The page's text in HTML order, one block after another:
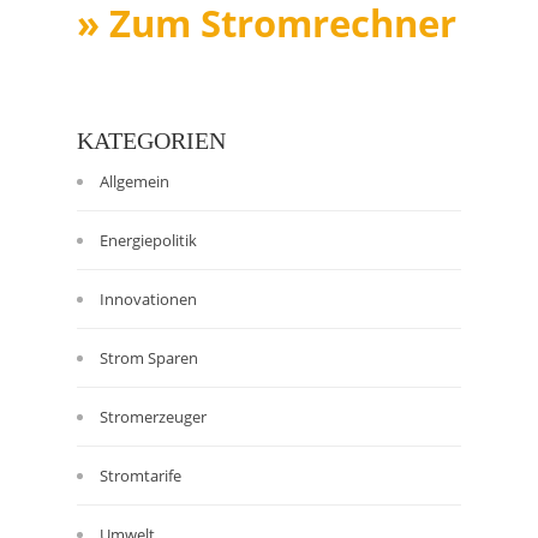
» Zum Stromrechner
KATEGORIEN
Allgemein
Energiepolitik
Innovationen
Strom Sparen
Stromerzeuger
Stromtarife